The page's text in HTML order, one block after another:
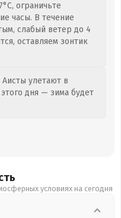
ограничьте
часы. В течение
слабый ветер до 4
оставляем зонтик
улетают в
дня — зима будет
условиях на сегодня